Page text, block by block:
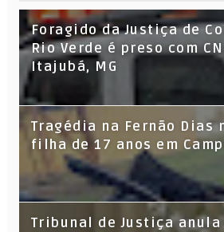
Foragido da Justiça de
Rio Verde é preso com
Itajubá, MG
Tragédia na Fernão Dias
filha de 17 anos em
Tribunal de Justiça anula